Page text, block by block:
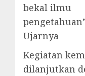
bekal ilmu
Ujarnya
Kegiatan
dilanjutkan